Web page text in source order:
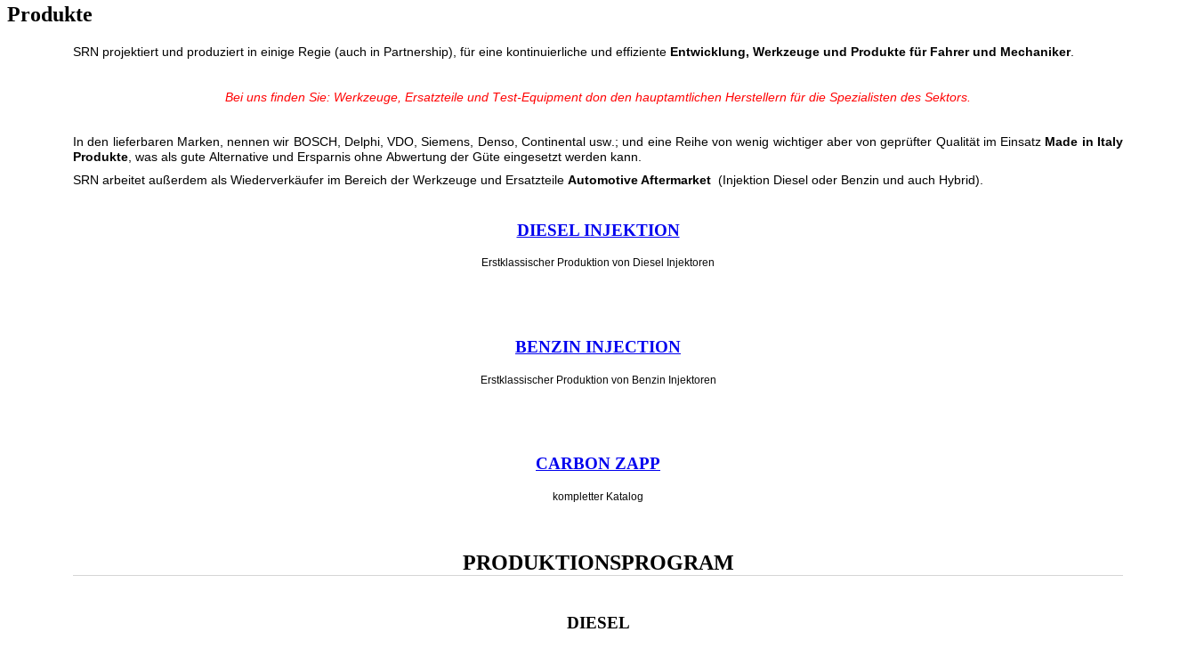
Produkte
SRN projektiert und produziert in einige Regie (auch in Partnership), für eine kontinuierliche und effiziente Entwicklung, Werkzeuge und Produkte für Fahrer und Mechaniker.
Bei uns finden Sie: Werkzeuge, Ersatzteile und Test-Equipment don den hauptamtlichen Herstellern für die Spezialisten des Sektors.
In den lieferbaren Marken, nennen wir BOSCH, Delphi, VDO, Siemens, Denso, Continental usw.; und eine Reihe von wenig wichtiger aber von geprüfter Qualität im Einsatz Made in Italy
Produkte , was als gute Alternative und Ersparnis ohne Abwertung der Güte eingesetzt werden kann.
SRN arbeitet außerdem als Wiederverkäufer im Bereich der Werkzeuge und Ersatzteile Automotive Aftermarket (Injektion Diesel oder Benzin und auch Hybrid).
DIESEL INJEKTION
Erstklassischer Produktion von Diesel Injektoren
BENZIN INJECTION
Erstklassischer Produktion von Benzin Injektoren
CARBON ZAPP
kompletter Katalog
PRODUKTIONSPROGRAM
DIESEL